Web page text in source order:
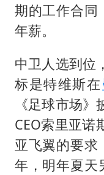
期的工作合同
年薪。
中卫人选到位
标是特维斯在
《足球市场
CEO索里亚诺
亚飞翼的要求
年，明年夏天